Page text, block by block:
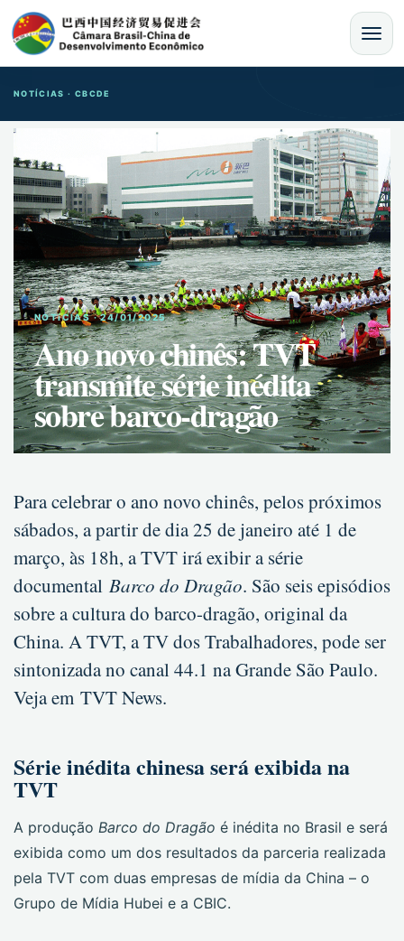
MENU
NOTÍCIAS · CBCDE
NOTíCIAS · 24/01/2025
Ano novo chinês: TVT
transmite série inédita
sobre barco-dragão
Para celebrar o ano novo chinês, pelos próximos
sábados, a partir de dia 25 de janeiro até 1 de
março, às 18h, a TVT irá exibir a série
documental Barco do Dragão. São seis episódios
sobre a cultura do barco-dragão, original da
China. A TVT, a TV dos Trabalhadores, pode ser
sintonizada no canal 44.1 na Grande São Paulo.
Veja em TVT News.
Série inédita chinesa será exibida na
TVT
A produção Barco do Dragão é inédita no Brasil e será
exibida como um dos resultados da parceria realizada
pela TVT com duas empresas de mídia da China – o
Grupo de Mídia Hubei e a CBIC.